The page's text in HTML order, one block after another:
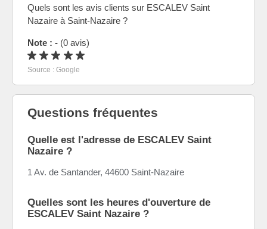
Quels sont les avis clients sur ESCALEV Saint
Nazaire à Saint-Nazaire ?
Note : - (0 avis)
Source : Google
Questions fréquentes
Quelle est l'adresse de ESCALEV Saint
Nazaire ?
1 Av. de Santander, 44600 Saint-Nazaire
Quelles sont les heures d'ouverture de
ESCALEV Saint Nazaire ?